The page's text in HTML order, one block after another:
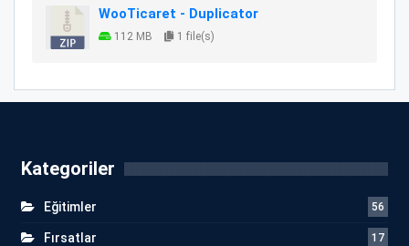
WooTicaret - Duplicator
112 MB 1 file(s)
Kategoriler
Eğitimler 56
Fırsatlar 17